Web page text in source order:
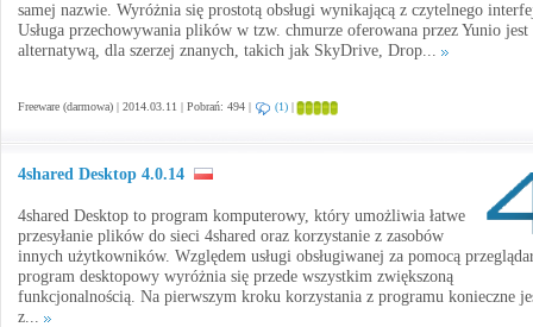
samej nazwie. Wyróżnia się prostotą obsługi wynikającą z czytelnego
Usługa przechowywania plików w tzw. chmurze oferowana przez Yunio jest
alternatywą, dla szerzej znanych, takich jak SkyDrive, Drop...
Freeware (darmowa) | 2014.03.11 | Pobrań: 494 | (1) |
4shared Desktop 4.0.14
4shared Desktop to program komputerowy, który umożliwia łatwe
przesyłanie plików do sieci 4shared oraz korzystanie z zasobów
innych użytkowników. Względem usługi obsługiwanej za pomocą
program desktopowy wyróżnia się przede wszystkim zwiększoną
funkcjonalnością. Na pierwszym kroku korzystania z programu konieczne
z...